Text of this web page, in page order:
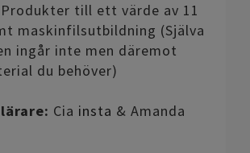
Produkter till ett värde av 11
maskinfilsutbildning (Själva
ingår inte men däremot
du behöver)
Cia insta & Amanda